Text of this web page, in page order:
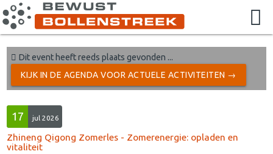
Dit event heeft reeds plaats gevonden ...
KIJK IN DE AGENDA VOOR ACTUELE ACTIVITEITEN →
17 jul 2026
Zhineng Qigong Zomerles - Zomerenergie: opladen en
vitaliteit